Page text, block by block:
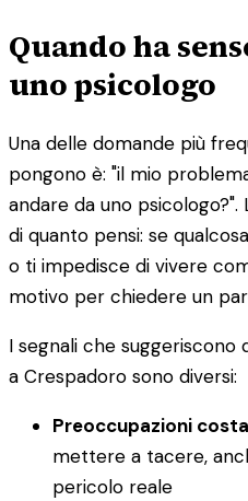
Quando ha
uno psicologo
Una delle domande più
pongono è: "il mio
andare da uno
di quanto pensi: se
o ti impedisce di vivere
motivo per chiedere un
I segnali che
a Crespadoro sono diversi:
Preoccupazioni
mettere a tacere,
pericolo reale